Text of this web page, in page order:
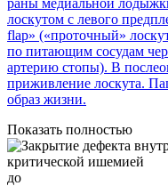
лоскутом с левого
flap» («проточный»
по питающим сосудам
артерию стопы). В
приживление лоскута.
образ жизни.
Показать полностью
до